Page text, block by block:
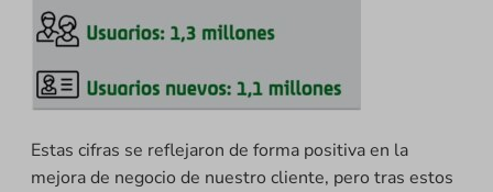
Estas cifras se reflejaron de forma positiva en la
mejora de negocio de nuestro cliente, pero tras estos